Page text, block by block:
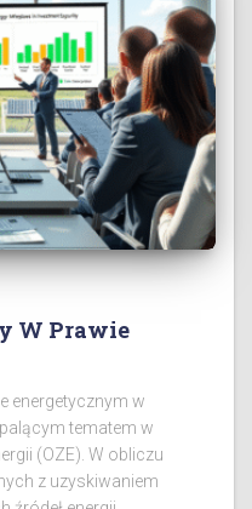
W Prawie
energetycznym w
tematem w
(OZE). W obliczu
z uzyskiwaniem